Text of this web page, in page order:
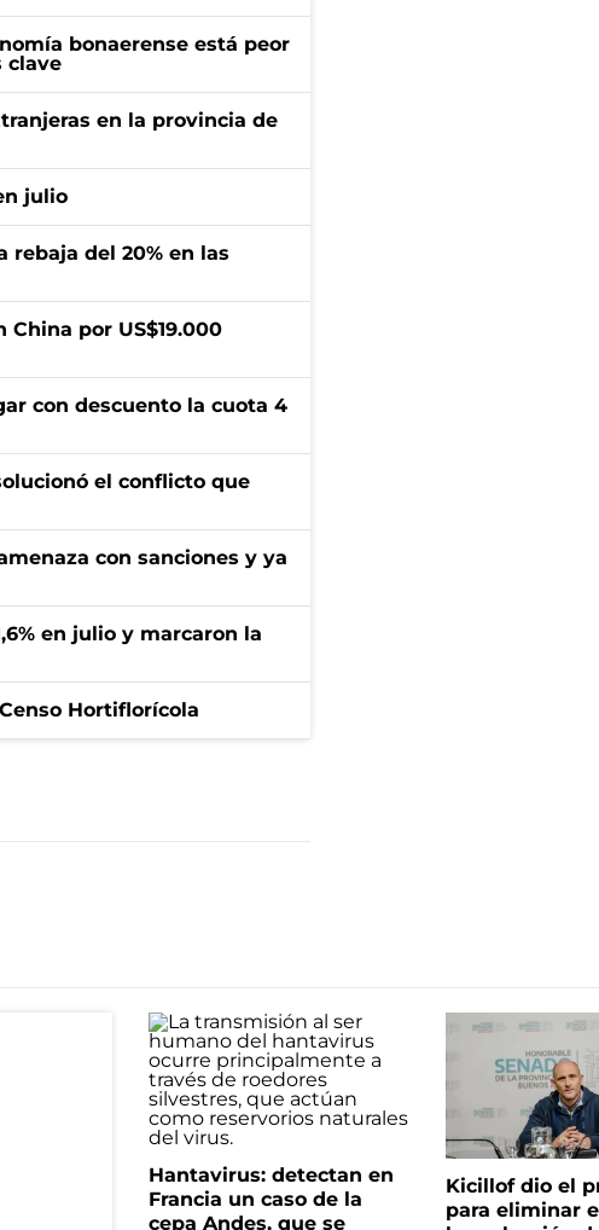
bonaerense está peor
clave
en la provincia de
julio
rebaja del 20% en las
por US$19.000
con descuento la cuota 4
el conflicto que
con sanciones y ya
en julio y marcaron la
Hortiflorícola
Hantavirus: detectan en
Francia un caso de la
cepa Andes, que se
Kicillof dio el
para eliminar